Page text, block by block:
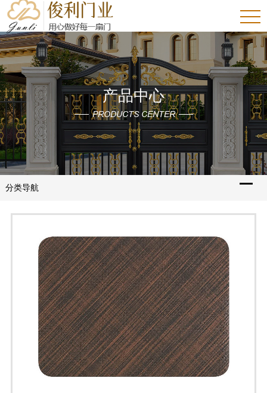
产品中心
PRODUCTS CENTER
分类导航